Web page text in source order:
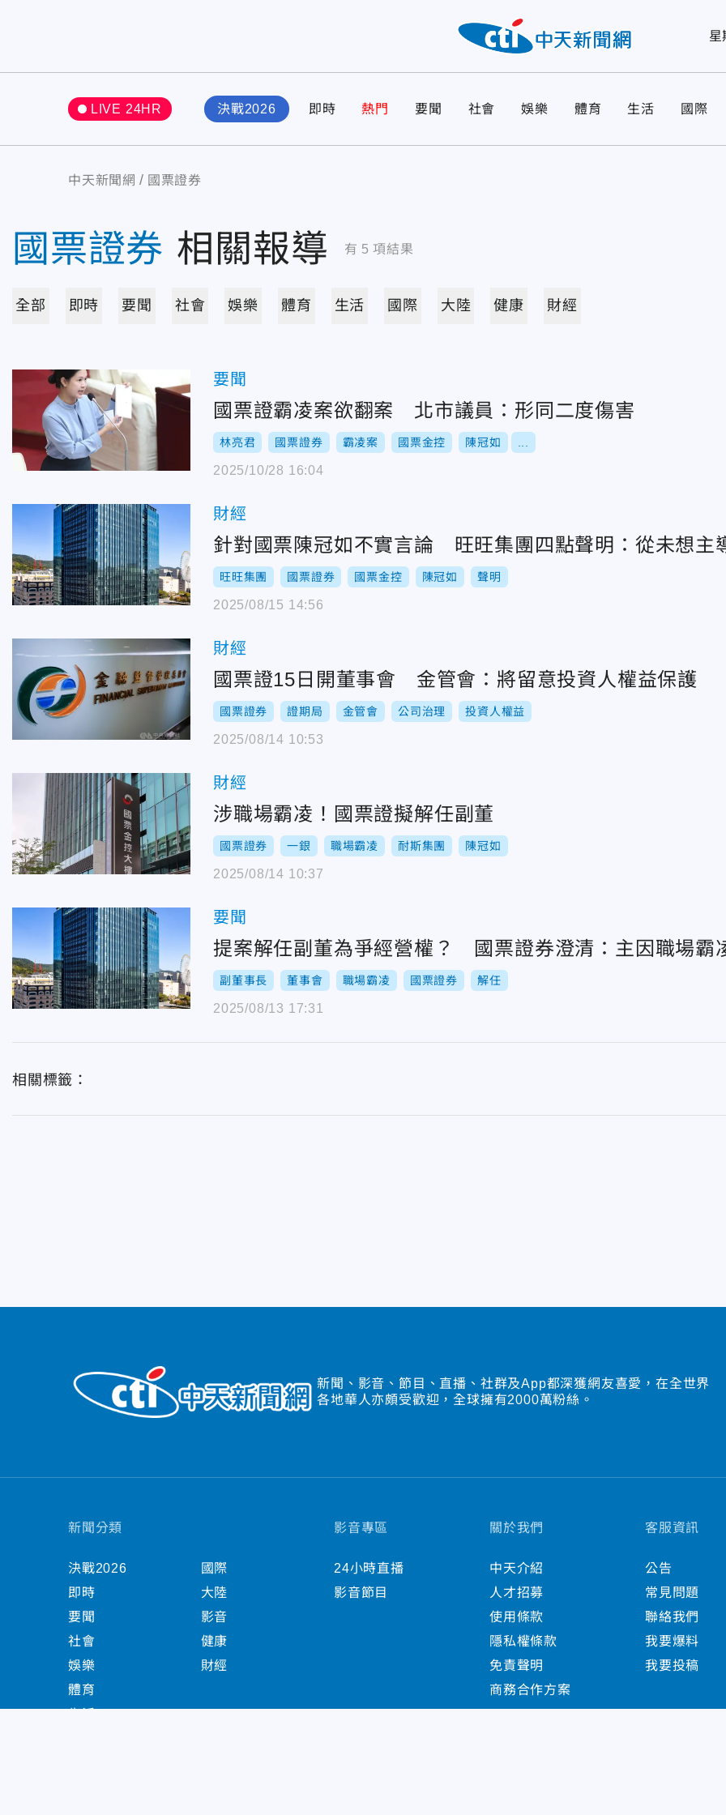
星
LIVE 24HR 決戰2026 即時 熱門 要聞 社會 娛樂 體育 生活 國際
中天新聞網 國票證券
國票證券 相關報導 有 5 項結果
全部 即時 要聞 社會 娛樂 體育 生活 國際 大陸 健康 財經
要聞
國票證霸凌案欲翻案 北市議員：形同二度傷害
林亮君 國票證券 霸凌案 國票金控 陳冠如
2025/10/28 16:04
財經
針對國票陳冠如不實言論 旺旺集團四點聲明：從未想主
旺旺集團 國票證券 國票金控 陳冠如 聲明
2025/08/15 14:56
財經
國票證15日開董事會 金管會：將留意投資人權益保護
國票證券 證期局 金管會 公司治理 投資人權益
2025/08/14 10:53
財經
涉職場霸凌！國票證擬解任副董
國票證券 一銀 職場霸凌 耐斯集團 陳冠如
2025/08/14 10:37
要聞
提案解任副董為爭經營權？ 國票證券澄清：主因職場霸
副董事長 董事會 職場霸凌 國票證券 解任
2025/08/13 17:31
相關標籤：
新聞、影音、節目、直播、社群及App都深獲網友喜愛，在全世界
各地華人亦頗受歡迎，全球擁有2000萬粉絲。
新聞分類
決戰2026
即時
要聞
社會
娛樂
體育
國際
大陸
影音
健康
財經
影音專區
24小時直播
影音節目
關於我們
中天介紹
人才招募
使用條款
隱私權條款
免責聲明
商務合作方案
客服資訊
公告
常見問題
聯絡我們
我要爆料
我要投稿